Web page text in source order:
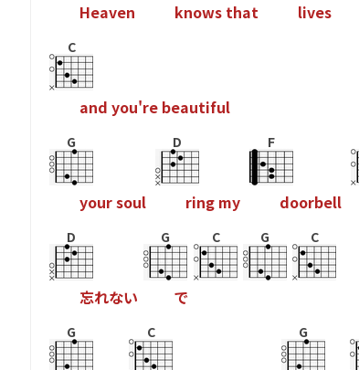
Heaven knows that lives
C
and you're beautiful
G
yoursoul
D
ring my
F
doorbell
D
忘れない
G
で
C G C
G C G